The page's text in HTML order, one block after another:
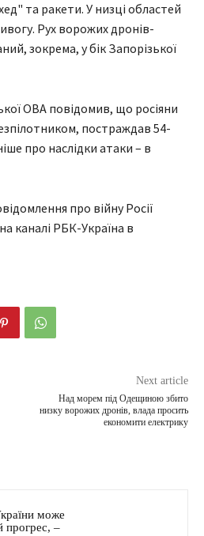
та ракети. У низці областей
Рух ворожих дронів-
зокрема, у бік Запорізької
ОВА повідомив, що росіяни
постраждав 54-
про наслідки атаки – в
про війну Росії
каналі РБК-Україна в
Next article
Над морем під Одещиною збито
низку ворожих дронів, влада просить
економити електрику
може
прогрес, –